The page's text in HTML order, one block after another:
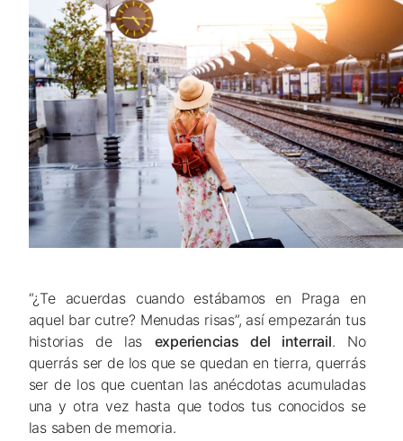
“¿Te acuerdas cuando estábamos en Praga en
aquel bar cutre? Menudas risas”, así empezarán tus
historias de las experiencias del interrail. No
querrás ser de los que se quedan en tierra, querrás
ser de los que cuentan las anécdotas acumuladas
una y otra vez hasta que todos tus conocidos se
las saben de memoria.